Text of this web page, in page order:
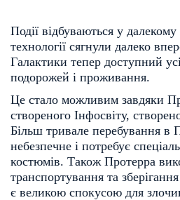
Події відбуваються у
технології сягнули далеко
Галактики тепер доступний
подорожей і проживання.
Це стало можливим завдяки
створеного Інфосвіту,
Більш тривале перебування в
небезпечне і потребує
костюмів. Також Протерра
транспортування та
є великою спокусою для